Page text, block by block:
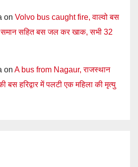
on Volvo bus caught fire, वाल्वो बस
समान सहित बस जल कर खाक, सभी 32
on A bus from Nagaur, राजस्थान
बस हरिद्वार में पलटी एक महिला की मृत्यु